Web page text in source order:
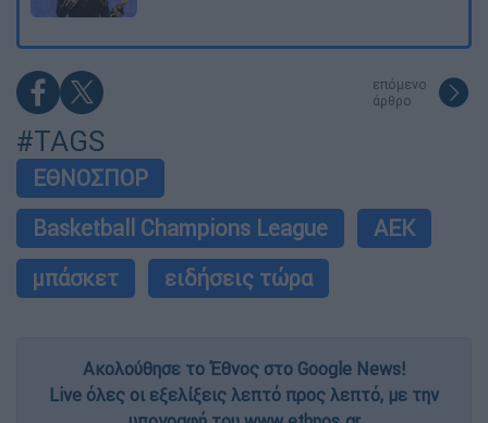
επόμενο
άρθρο
#TAGS
ΕΘΝΟΣΠΟΡ
Basketball Champions League
ΑΕΚ
μπάσκετ
ειδήσεις τώρα
Ακολούθησε το Έθνος στο Google News!
Live όλες οι εξελίξεις λεπτό προς λεπτό, με την